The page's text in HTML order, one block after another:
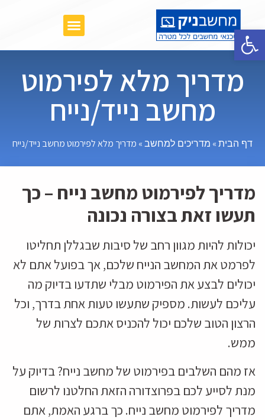
פתח סרגל נגישות
מדריך מלא לפירמוט
מחשב נייד/נייח
דף הבית » מדריכים למחשב » מדריך מלא לפירמוט מחשב נייד/נייח
מדריך לפירמוט מחשב נייח – כך
תעשו זאת בצורה נכונה
יכולות להיות מגוון רחב של סיבות שבגללן תחליטו
לפרמט את המחשב הנייח שלכם, אך בפועל אתם לא
יכולים לבצע את הפירמוט מבלי שתדעו בדיוק מה
עליכם לעשות. מספיק שתעשו טעות אחת בדרך, וכל
הרצון הטוב שלכם יכול להכניס אתכם לצרות של
ממש.
אז מהם השלבים בפירמוט של מחשב נייח? בדיוק על
מנת לסייע לכם בפרוצדורה הזאת החלטנו לרשום
מדריך לפירמוט מחשב נייח. כך ברגע האמת, אתם